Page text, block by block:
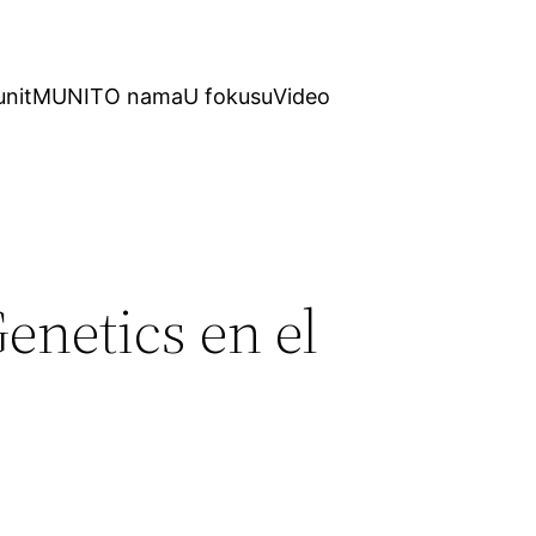
MUNITO namaU fokusuVideo
en el